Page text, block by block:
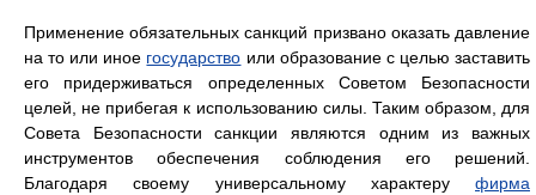
Применение обязательных санкций призвано оказать давление
на то или иное государство или образование с целью заставить
его придерживаться определенных Советом Безопасности
целей, не прибегая к использованию силы. Таким образом, для
Совета Безопасности санкции являются одним из важных
инструментов обеспечения соблюдения его решений.
Благодаря своему универсальному характеру фирма